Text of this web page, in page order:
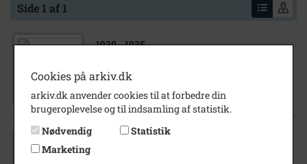
Side 1 af 1
1930- 1935
Goltermann ved et skib ved kaj på Vester
Havnevej
Cookies på arkiv.dk
arkiv.dk anvender cookies til at forbedre din
brugeroplevelse og til indsamling af statistik.
Nødvendig
Statistik
Marketing